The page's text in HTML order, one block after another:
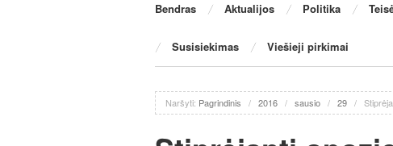
Bendras Aktualijos Politika
Susisiekimas Viešieji pirkimai
Naršyti: Pagrindinis / 2016 / sausio / 29 /